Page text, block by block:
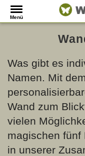
Menü
Was gibt es
Namen. Mit
Wand zum
vielen
magischen fünf
in unserer